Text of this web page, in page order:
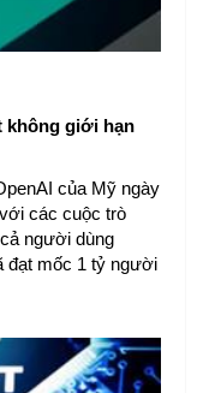
không giới hạn
của Mỹ ngày
các cuộc trò
người dùng
đạt mốc 1 tỷ người